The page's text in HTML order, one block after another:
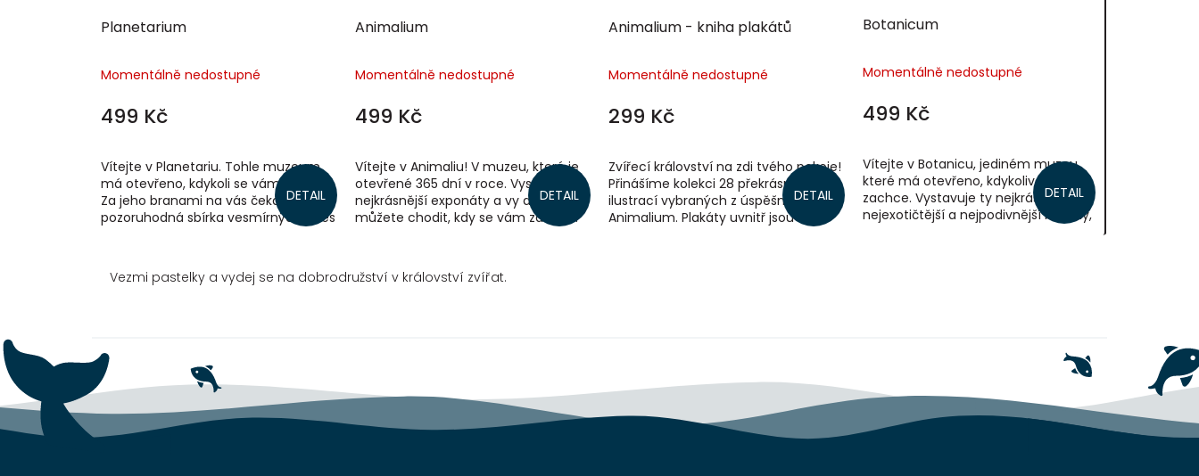
Planetarium
Momentálně nedostupné
499 Kč
DETAIL
Vítejte v Planetariu. Tohle muzeum
má otevřeno, kdykoli se vám zachce.
Za jeho branami na vás čeká
pozoruhodná sbírka vesmírných těles
Animalium
Momentálně nedostupné
499 Kč
DETAIL
Vítejte v Animaliu! V muzeu, které je
otevřené 365 dní v roce. Vystavuje ty
nejkrásnější exponáty a vy do něj
můžete chodit, kdy se vám zachce.
Animalium - kniha plakátů
Momentálně nedostupné
299 Kč
DETAIL
Zvířecí království na zdi tvého pokoje!
Přinášíme kolekci 28 překrásných
ilustrací vybraných z úspěšné knihy
Animalium. Plakáty uvnitř jsou
Botanicum
Momentálně nedostupné
499 Kč
DETAIL
Vítejte v Botanicu, jediném muzeu,
které má otevřeno, kdykoliv se vám
zachce. Vystavuje ty nejkrásnější,
nejexotičtější a nejpodivnější rostliny,
Vezmi pastelky a vydej se na dobrodružství v království zvířat.